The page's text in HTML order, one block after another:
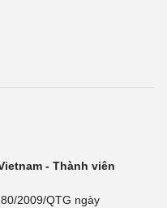
- Thành viên
2009/QTG ngày